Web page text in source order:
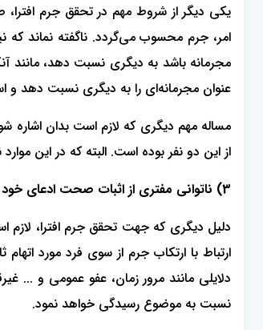
یکی دیگر از شروط مهم در تحقق جرم
امر، جرم محسوب می‌گردد. ناگفته نماند
مجرمانه باشد به دیگری نسبت دهد،
عنوان مجرمانه‌ای را به دیگری نسبت دهد و
مساله مهم دیگری که لازم است بدان
از این دو نفر بوده است. البته که در این
3) ناتوانی مفتری از اثبات صحت ادعای خود
دلیل دیگری که جهت تحقق جرم افترا،
ارتباط با ارتکاب جرم از سوی فرد مورد
دلایلی مانند مرور زمان، عفو عمومی و ...
نسبت به موضوع رسیدگی خواهد نمود.